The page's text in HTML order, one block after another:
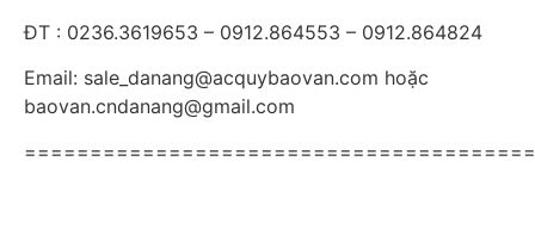
ĐT : 0236.3619653 – 0912.864553 – 0912.864824
Email: sale_danang@acquybaovan.com hoặc
baovan.cndanang@gmail.com